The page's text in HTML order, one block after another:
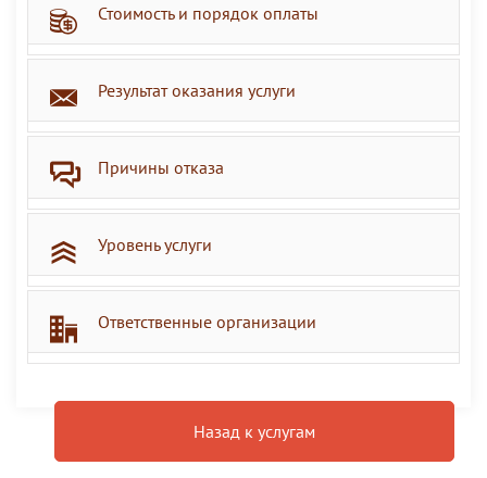
Стоимость и порядок оплаты
Результат оказания услуги
Причины отказа
Уровень услуги
Ответственные организации
Назад к услугам